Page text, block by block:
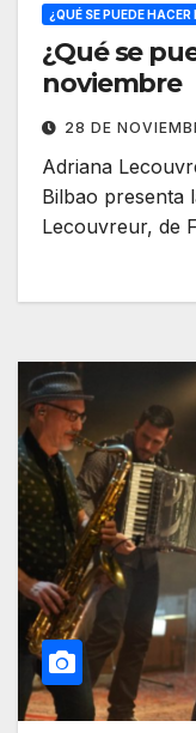
¿QUÉ SE PUEDE HACER
¿Qué se
noviembre
28 DE
Adriana
Bilbao presenta
Lecouvreur, de